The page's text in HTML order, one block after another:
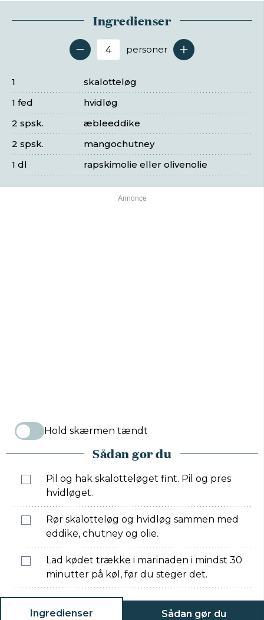
Ingredienser
Antal serveringer
personer
skalotteløg
1
hvidløg
1 fed
æbleeddike
2 spsk.
mangochutney
2 spsk.
rapskimolie eller olivenolie
1 dl
Hold skærmen tændt
Sådan gør du
Pil og hak skalotteløget fint. Pil og pres
hvidløget.
Rør skalotteløg og hvidløg sammen med
eddike, chutney og olie.
Lad kødet trække i marinaden i mindst 30
minutter på køl, før du steger det.
Ingredienser Sådan gør du